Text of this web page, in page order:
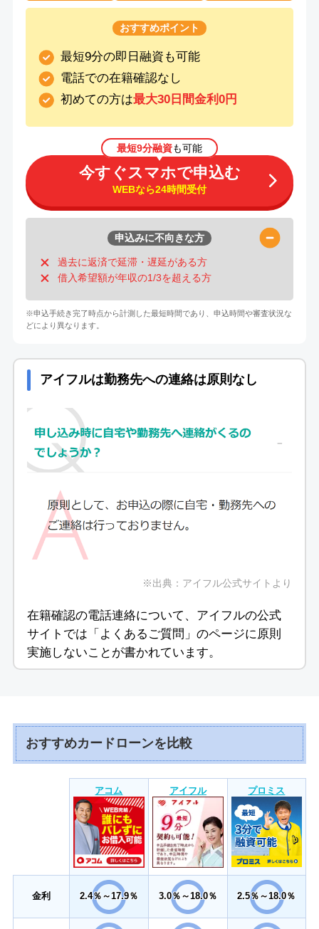
おすすめポイント
最短9分の即日融資も可能
電話での在籍確認なし
初めての方は最大30日間金利0円
最短9分融資も可能
今すぐスマホで申込む
WEBなら24時間受付
申込みに不向きな方
過去に返済で延滞・遅延がある方
借入希望額が年収の1/3を超える方
※申込手続き完了時点から計測した最短時間であり、申込時間や審査状況な
どにより異なります。
アイフルは勤務先への連絡は原則なし
※出典：アイフル公式サイトより
在籍確認の電話連絡について、アイフルの公式
サイトでは「よくあるご質問」のページに原則
実施しないことが書かれています。
おすすめカードローンを比較
アコム アイフル プロミス
金利 2.4％～17.9％ 3.0％～18.0％ 2.5％～18.0％